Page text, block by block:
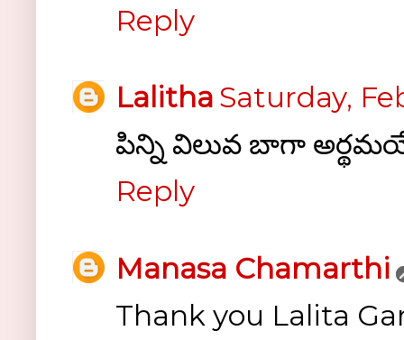
Reply
Lalitha Saturday,
పిన్ని విలువ బాగా
Reply
Manasa Chamarthi
Thank you Lalita